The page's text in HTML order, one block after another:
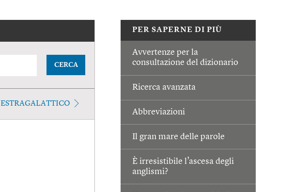
PER SAPERNE DI PIÙ
Avvertenze per la
consultazione del dizionario
Ricerca avanzata
Abbreviazioni
Il gran mare delle parole
È irresistibile l’ascesa degli
anglismi?
CERCA
ESTRAGALATTICO